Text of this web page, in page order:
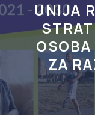
UNIJA
ZA